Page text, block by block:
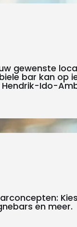
gewenste
bar kan op
Hendrik-Ido-
en meer.